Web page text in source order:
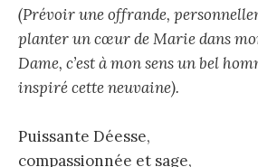
(Prévoir une offrande,
planter un cœur de Marie dans
Dame, c’est à mon sens un bel
inspiré cette neuvaine).
Puissante Déesse,
compassionnée et sage,